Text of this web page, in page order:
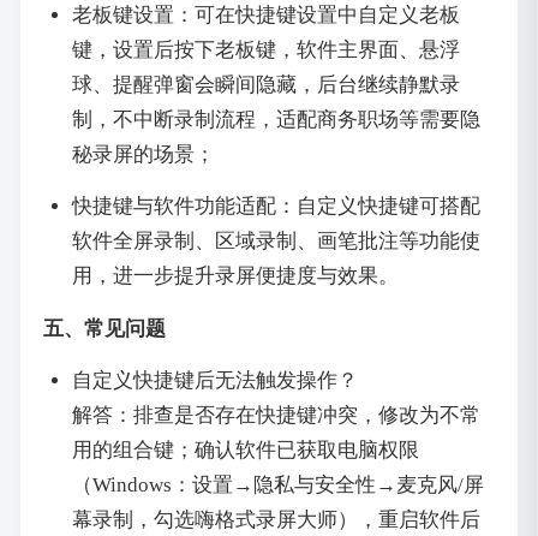
老板键设置：可在快捷键设置中自定义老板
键，设置后按下老板键，软件主界面、悬浮
球、提醒弹窗会瞬间隐藏，后台继续静默录
制，不中断录制流程，适配商务职场等需要隐
秘录屏的场景；
快捷键与软件功能适配：自定义快捷键可搭配
软件全屏录制、区域录制、画笔批注等功能使
用，进一步提升录屏便捷度与效果。
五、常见问题
自定义快捷键后无法触发操作？
解答：排查是否存在快捷键冲突，修改为不常
用的组合键；确认软件已获取电脑权限
（Windows：设置→隐私与安全性→麦克风/屏
幕录制，勾选嗨格式录屏大师），重启软件后